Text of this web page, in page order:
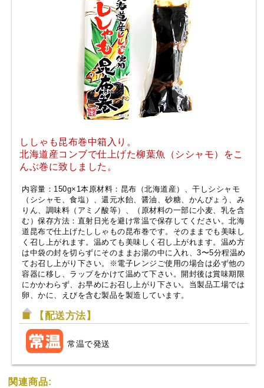
ししゃも昆布巻中箱入り。
北海道産コンブで仕上げた柳葉魚（シシャモ）をこ
んぶ巻に致しました。
内容量：150g×1本原材料：昆布（北海道産）、干しシシャモ
（シシャモ、食塩）、還元水飴、醤油、砂糖、かんぴょう、み
りん、調味料（アミノ酸等）、（原材料の一部に小麦、乳を含
む）保存方法：直射日光を避け常温で保存してください。北海
道昆布で仕上げたししゃもの昆布巻です。そのままでも美味し
く召し上がれます。温めても美味しく召し上がれます。温め方
は中袋の封を切らずにそのままお湯の中に入れ、3〜5分程温め
てお召し上がり下さい。※電子レンジご使用の場合は必ず他の
容器に移し、ラップをかけて温めて下さい。開封後は賞味期限
にかかわらず、お早めにお召し上がり下さい。当製品工場では
卵、かに、えびを含む製品を製造しています。
【配送方法】
常温で発送
関連商品: